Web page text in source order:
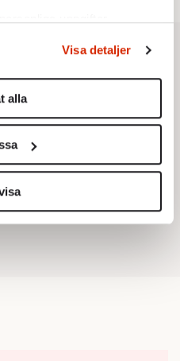
ditt samtycke när som
för att anpassa innehållet
vår trafik. Vi
och annan
sociala medier och
vi samarbetar med.
informationen med annan
Visa detaljer
alla